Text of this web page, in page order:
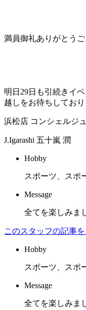
満員御礼ありがとうご
明日29日も引続きイ
越しをお待ちしており
浜松店 コンシェルジュ
J.Igarashi 五十嵐 潤
Hobby
スポーツ、スポ
Message
全てを楽しみま
このスタッフの記事を
Hobby
スポーツ、スポ
Message
全てを楽しみま